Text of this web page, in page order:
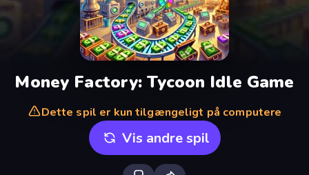
Money Factory: Tycoon Idle Game
Dette spil er kun tilgængeligt på computere
Vis andre spil